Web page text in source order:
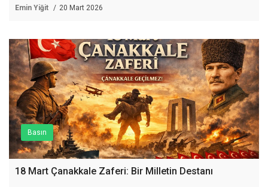
Emin Yiğit 20 Mart 2026
Basın
18 Mart Çanakkale Zaferi: Bir Milletin Destanı